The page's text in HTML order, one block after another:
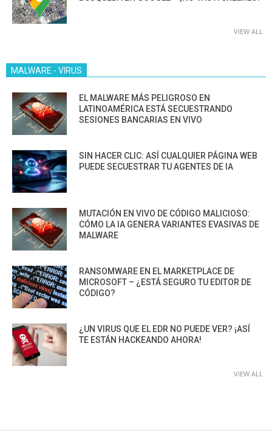
VIEW ALL
MALWARE - VIRUS
EL MALWARE MÁS PELIGROSO EN
LATINOAMÉRICA ESTÁ SECUESTRANDO
SESIONES BANCARIAS EN VIVO
SIN HACER CLIC: ASÍ CUALQUIER PÁGINA WEB
PUEDE SECUESTRAR TU AGENTES DE IA
MUTACIÓN EN VIVO DE CÓDIGO MALICIOSO:
CÓMO LA IA GENERA VARIANTES EVASIVAS DE
MALWARE
RANSOMWARE EN EL MARKETPLACE DE
MICROSOFT – ¿ESTÁ SEGURO TU EDITOR DE
CÓDIGO?
¿UN VIRUS QUE EL EDR NO PUEDE VER? ¡ASÍ
TE ESTÁN HACKEANDO AHORA!
VIEW ALL